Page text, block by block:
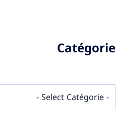
Catégorie